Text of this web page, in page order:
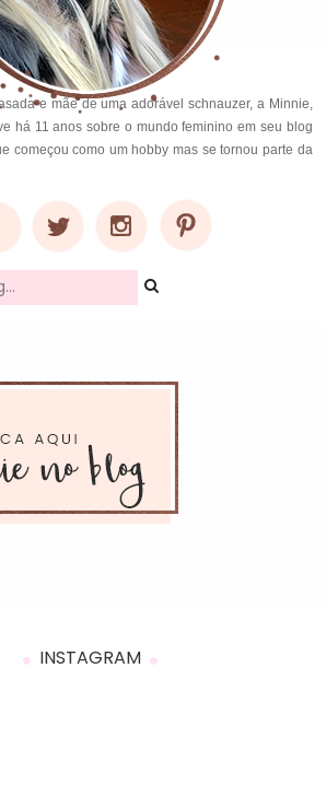
e mãe de uma adorável schnauzer, a Minnie,
há 11 anos sobre o mundo feminino em seu blog
começou como um hobby mas se tornou parte da
INSTAGRAM